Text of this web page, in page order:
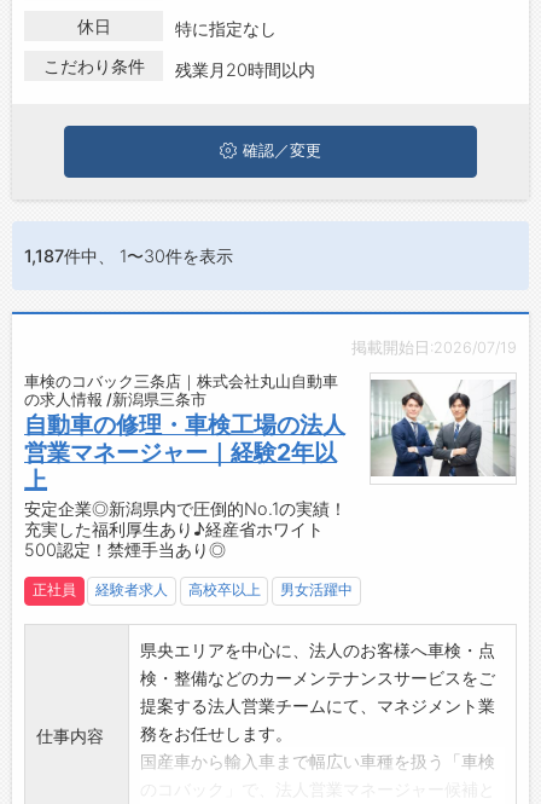
ジョブズゴーについて
会社概要
第二新卒から50代・60代以上の方の再就職も可能です。 新潟県
で営業の残業月20時間以内の求人・転職情報を探している方
は、ぜひ興味のある職種に応募してみてくださいね。
休日
特に指定なし
こだわり条件
残業月20時間以内
確認／変更
1,187件中、 1〜30件を表示
掲載開始日:2026/07/19
車検のコバック三条店｜株式会社丸山自動車
の求人情報 /新潟県三条市
自動車の修理・車検工場の法人
営業マネージャー｜経験2年以
上
安定企業◎新潟県内で圧倒的No.1の実績！
充実した福利厚生あり♪経産省ホワイト
500認定！禁煙手当あり◎
正社員 経験者求人 高校卒以上 男女活躍中
仕事内容
県央エリアを中心に、法人のお客様へ車検・点
検・整備などのカーメンテナンスサービスをご
提案する法人営業チームにて、マネジメント業
務をお任せします。
国産車から輸入車まで幅広い車種を扱う「車検